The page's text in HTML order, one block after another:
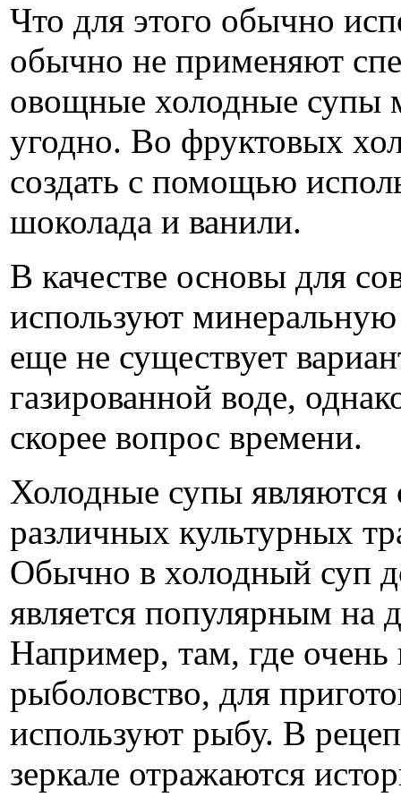
Что для этого обычно
обычно не применяют
овощные холодные супы
угодно. Во фруктовых
создать с помощью
шоколада и ванили.
В качестве основы для
используют
еще не существует
газированной воде,
скорее вопрос времени.
Холодные супы
различных культурных
Обычно в холодный суп
является популярным на
Например, там, где
рыболовство, для
используют рыбу. В
зеркале отражаются